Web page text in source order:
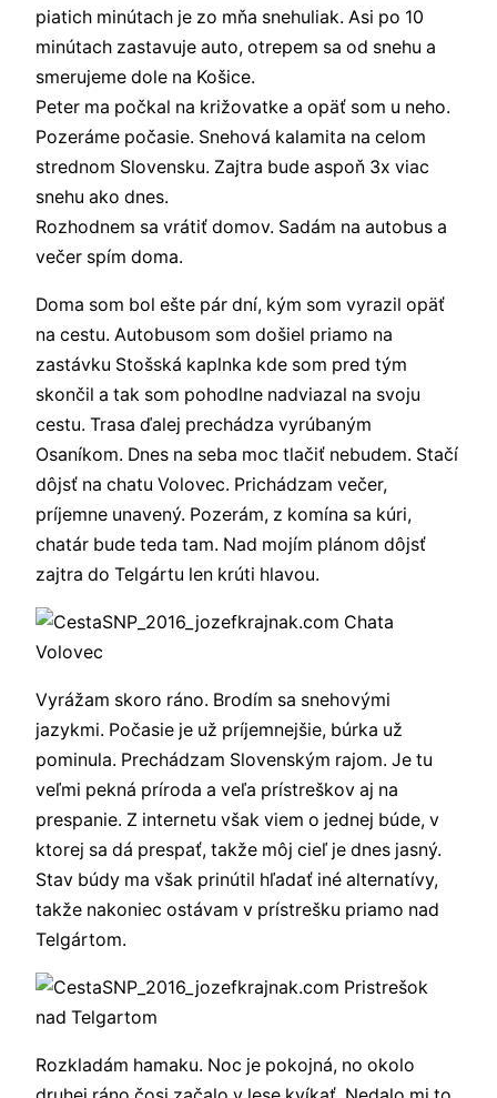
piatich minútach je zo mňa snehuliak. Asi po 10
minútach zastavuje auto, otrepem sa od snehu a
smerujeme dole na Košice.
Peter ma počkal na križovatke a opäť som u neho.
Pozeráme počasie. Snehová kalamita na celom
strednom Slovensku. Zajtra bude aspoň 3x viac
snehu ako dnes.
Rozhodnem sa vrátiť domov. Sadám na autobus a
večer spím doma.
Doma som bol ešte pár dní, kým som vyrazil opäť
na cestu. Autobusom som došiel priamo na
zastávku Stošská kaplnka kde som pred tým
skončil a tak som pohodlne nadviazal na svoju
cestu. Trasa ďalej prechádza vyrúbaným
Osaníkom. Dnes na seba moc tlačiť nebudem. Stačí
dôjsť na chatu Volovec. Prichádzam večer,
príjemne unavený. Pozerám, z komína sa kúri,
chatár bude teda tam. Nad mojím plánom dôjsť
zajtra do Telgártu len krúti hlavou.
Vyrážam skoro ráno. Brodím sa snehovými
jazykmi. Počasie je už príjemnejšie, búrka už
pominula. Prechádzam Slovenským rajom. Je tu
veľmi pekná príroda a veľa prístreškov aj na
prespanie. Z internetu však viem o jednej búde, v
ktorej sa dá prespať, takže môj cieľ je dnes jasný.
Stav búdy ma však prinútil hľadať iné alternatívy,
takže nakoniec ostávam v prístrešku priamo nad
Telgártom.
Rozkladám hamaku. Noc je pokojná, no okolo